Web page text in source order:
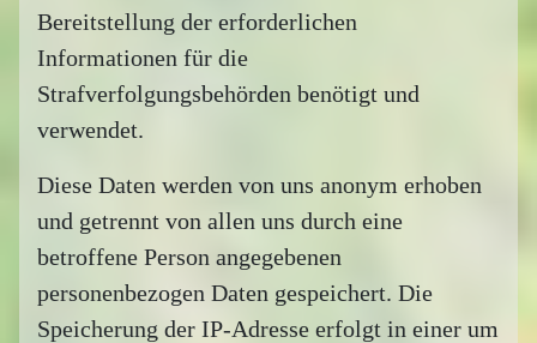
Bereitstellung der erforderlichen
Informationen für die
Strafverfolgungsbehörden benötigt und
verwendet.
Diese Daten werden von uns anonym erhoben
und getrennt von allen uns durch eine
betroffene Person angegebenen
personenbezogen Daten gespeichert. Die
Speicherung der IP-Adresse erfolgt in einer um